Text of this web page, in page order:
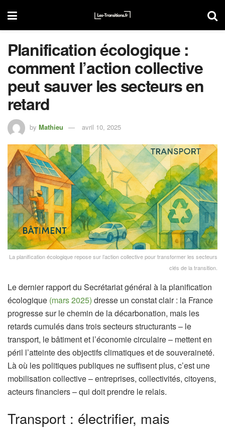
Planification écologique :
comment l’action collective
peut sauver les secteurs en
retard
by Mathieu avril 10, 2025
La planification écologique repose sur l’action collective pour transformer les secteurs
clés de la transition.
Le dernier rapport du Secrétariat général à la planification
écologique (mars 2025) dresse un constat clair : la France
progresse sur le chemin de la décarbonation, mais les
retards cumulés dans trois secteurs structurants – le
transport, le bâtiment et l’économie circulaire – mettent en
péril l’atteinte des objectifs climatiques et de souveraineté.
Là où les politiques publiques ne suffisent plus, c’est une
mobilisation collective – entreprises, collectivités, citoyens,
acteurs financiers – qui doit prendre le relais.
Transport : électrifier, mais